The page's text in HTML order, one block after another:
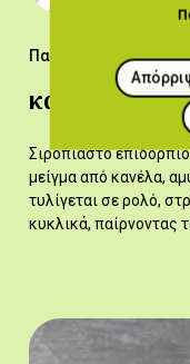
Παραδοσιακές
καττιμέριν
Σιροπιαστό
μείγμα από κανέλα,
τυλίγεται σε ρολό,
κυκλικά, παίρνοντας